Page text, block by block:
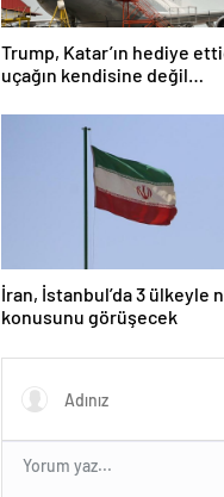
Trump, Katar’ın hediye
uçağın kendisine değil
İran, İstanbul’da 3 ülkeyle
konusunu görüşecek